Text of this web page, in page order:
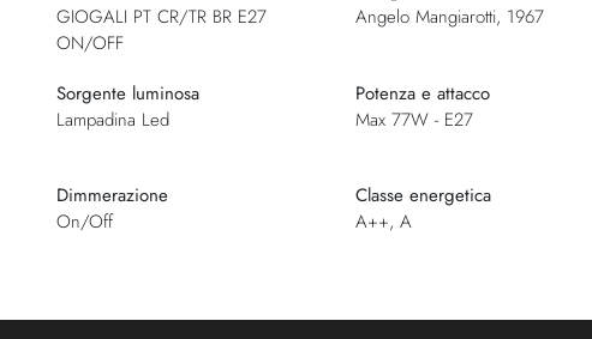
GIOGALI PT CR/TR BR E27
ON/OFF
Angelo Mangiarotti, 1967
Sorgente luminosa
Lampadina Led
Potenza e attacco
Max 77W - E27
Dimmerazione
On/Off
Classe energetica
A++, A